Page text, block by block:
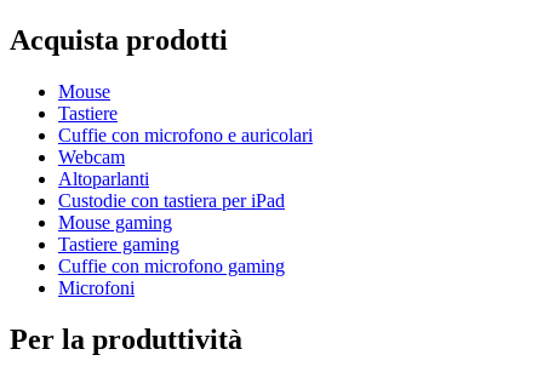
Acquista prodotti
Mouse
Tastiere
Cuffie con microfono e auricolari
Webcam
Altoparlanti
Custodie con tastiera per iPad
Mouse gaming
Tastiere gaming
Cuffie con microfono gaming
Microfoni
Per la produttività